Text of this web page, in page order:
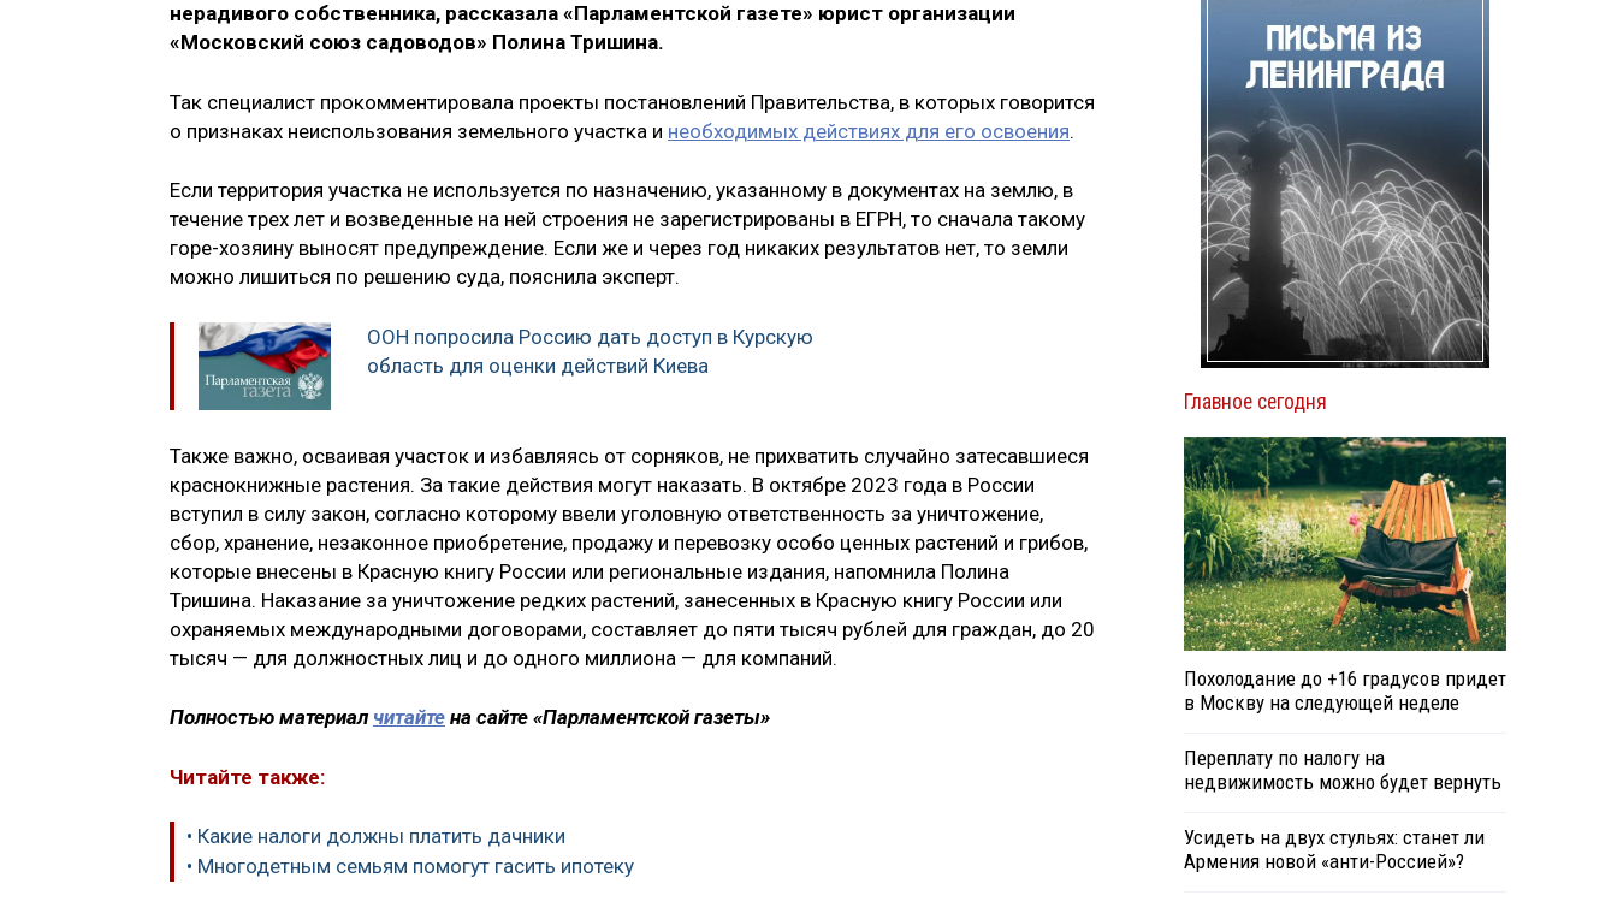
нерадивого собственника, рассказала «Парламентской газете» юрист организации
«Московский союз садоводов» Полина Тришина.
Так специалист прокомментировала проекты постановлений Правительства, в которых говорится
о признаках неиспользования земельного участка и необходимых действиях для его освоения.
Если территория участка не используется по назначению, указанному в документах на землю, в
течение трех лет и возведенные на ней строения не зарегистрированы в ЕГРН, то сначала такому
горе-хозяину выносят предупреждение. Если же и через год никаких результатов нет, то земли
можно лишиться по решению суда, пояснила эксперт.
ООН попросила Россию дать доступ в Курскую
область для оценки действий Киева
Также важно, осваивая участок и избавляясь от сорняков, не прихватить случайно затесавшиеся
краснокнижные растения. За такие действия могут наказать. В октябре 2023 года в России
вступил в силу закон, согласно которому ввели уголовную ответственность за уничтожение,
сбор, хранение, незаконное приобретение, продажу и перевозку особо ценных растений и грибов,
которые внесены в Красную книгу России или региональные издания, напомнила Полина
Тришина. Наказание за уничтожение редких растений, занесенных в Красную книгу России или
охраняемых международными договорами, составляет до пяти тысяч рублей для граждан, до 20
тысяч — для должностных лиц и до одного миллиона — для компаний.
Полностью материал читайте на сайте «Парламентской газеты»
Читайте также:
• Какие налоги должны платить дачники
• Многодетным семьям помогут гасить ипотеку
Главное сегодня
Похолодание до +16 градусов придет
в Москву на следующей неделе
Переплату по налогу на
недвижимость можно будет вернуть
Усидеть на двух стульях: станет ли
Армения новой «анти-Россией»?